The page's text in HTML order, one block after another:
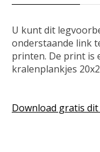
U kunt dit
onderstaande link
printen. De print is
kralenplankjes
Download gratis